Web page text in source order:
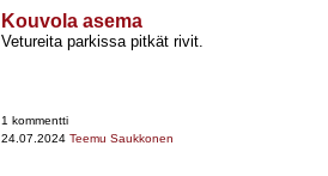
Kouvola asema
Vetureita parkissa pitkät rivit.
1 kommentti
24.07.2024 Teemu Saukkonen